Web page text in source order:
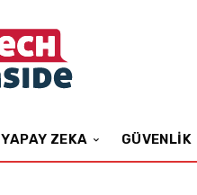
YAPAY ZEKA GÜVENLIK